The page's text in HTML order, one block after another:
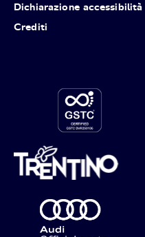
Dichiarazione accessibilità
Crediti